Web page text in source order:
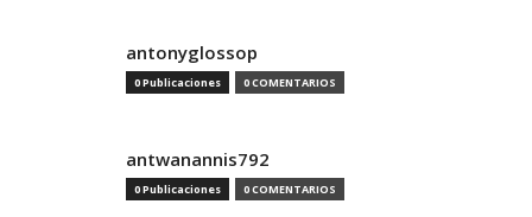
antonyglossop
0 Publicaciones 0 COMENTARIOS
antwanannis792
0 Publicaciones 0 COMENTARIOS